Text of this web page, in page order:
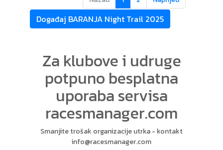
Događaj BARANJA Night Trail 2025
Za klubove i udruge
potpuno besplatna
uporaba servisa
racesmanager.com
Smanjite trošak organizacije utrka - kontakt
info@racesmanager.com